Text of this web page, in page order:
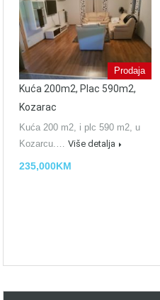
Prodaja
Kuća 200m2, Plac 590m2,
Kozarac
Kuća 200 m2, i plc 590 m2, u
Kozarcu.… Više detalja
235,000KM